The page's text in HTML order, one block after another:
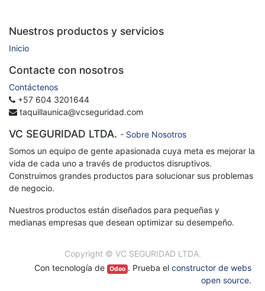
Nuestros productos y servicios
Inicio
Contacte con nosotros
Contáctenos
+57 604 3201644
taquillaunica@vcseguridad.com
VC SEGURIDAD LTDA. - Sobre Nosotros
Somos un equipo de gente apasionada cuya meta es mejorar la
vida de cada uno a través de productos disruptivos.
Construimos grandes productos para solucionar sus problemas
de negocio.
Nuestros productos están diseñados para pequeñas y
medianas empresas que desean optimizar su desempeño.
Copyright © VC SEGURIDAD LTDA.
Con tecnología de
Odoo . Prueba el constructor de webs
open source.